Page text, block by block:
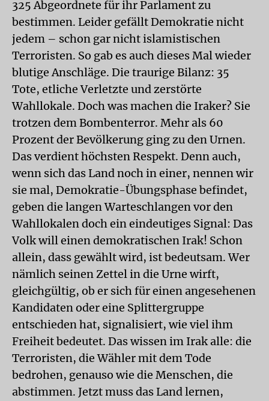
325 Abgeordnete für ihr Parlament zu
bestimmen. Leider gefällt Demokratie nicht
jedem – schon gar nicht islamistischen
Terroristen. So gab es auch dieses Mal wieder
blutige Anschläge. Die traurige Bilanz: 35
Tote, etliche Verletzte und zerstörte
Wahllokale. Doch was machen die Iraker? Sie
trotzen dem Bombenterror. Mehr als 60
Prozent der Bevölkerung ging zu den Urnen.
Das verdient höchsten Respekt. Denn auch,
wenn sich das Land noch in einer, nennen wir
sie mal, Demokratie-Übungsphase befindet,
geben die langen Warteschlangen vor den
Wahllokalen doch ein eindeutiges Signal: Das
Volk will einen demokratischen Irak! Schon
allein, dass gewählt wird, ist bedeutsam. Wer
nämlich seinen Zettel in die Urne wirft,
gleichgültig, ob er sich für einen angesehenen
Kandidaten oder eine Splittergruppe
entschieden hat, signalisiert, wie viel ihm
Freiheit bedeutet. Das wissen im Irak alle: die
Terroristen, die Wähler mit dem Tode
bedrohen, genauso wie die Menschen, die
abstimmen. Jetzt muss das Land lernen,